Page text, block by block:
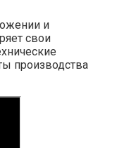
и
свои
производства